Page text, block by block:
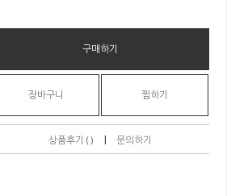
구매하기
장바구니 찜하기
상품후기 ( ) | 문의하기